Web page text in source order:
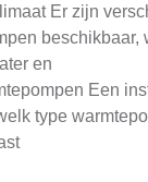
Er zijn
beschikbaar,
en
Een
type